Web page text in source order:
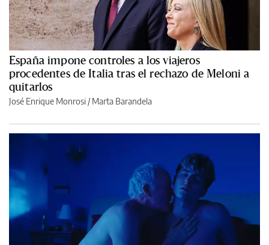
España impone controles a los viajeros
procedentes de Italia tras el rechazo de Meloni a
quitarlos
José Enrique Monrosi / Marta Barandela